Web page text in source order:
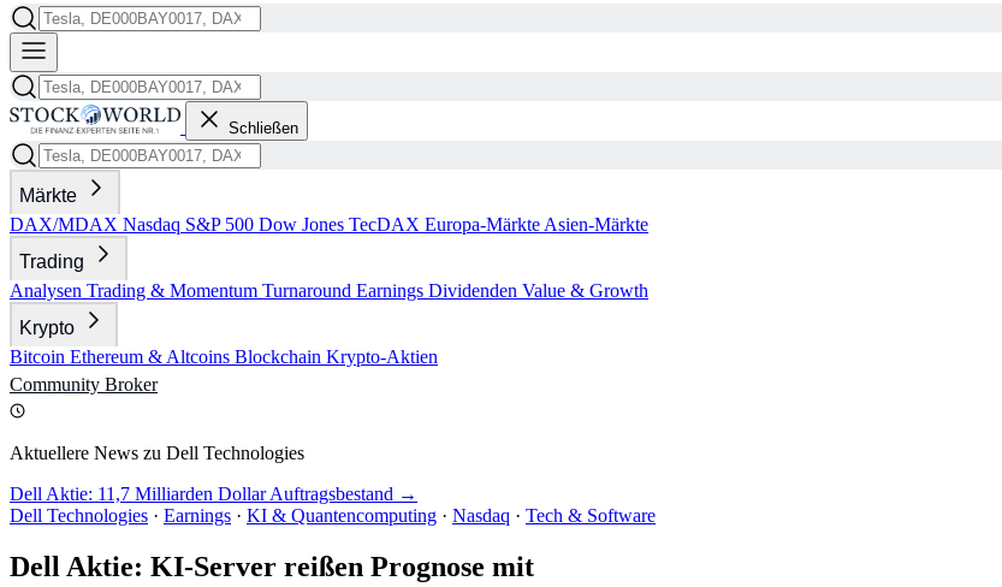
Schließen
Märkte
DAX/MDAX Nasdaq S&P 500 Dow Jones TecDAX Europa-Märkte Asien-Märkte
Trading
Analysen Trading & Momentum Turnaround Earnings Dividenden Value & Growth
Krypto
Bitcoin Ethereum & Altcoins Blockchain Krypto-Aktien
Community Broker
Aktuellere News zu Dell Technologies
Dell Aktie: 11,7 Milliarden Dollar Auftragsbestand →
Dell Technologies · Earnings · KI & Quantencomputing · Nasdaq · Tech & Software
Dell Aktie: KI-Server reißen Prognose mit